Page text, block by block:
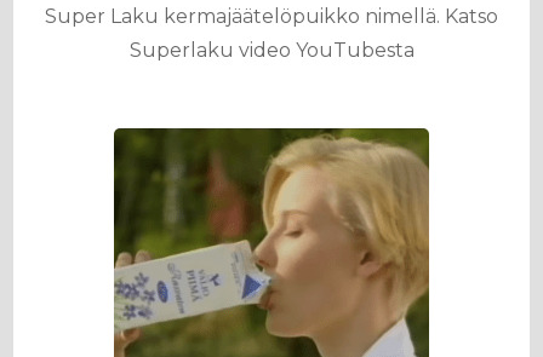
Super Laku kermajäätelöpuikko nimellä. Katso
Superlaku video YouTubesta